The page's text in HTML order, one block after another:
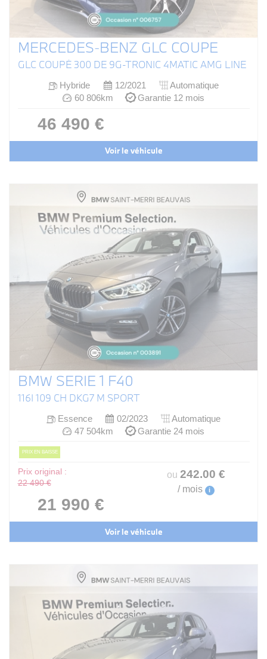
MERCEDES-BENZ GLC COUPE
GLC COUPÉ 300 DE 9G-TRONIC 4MATIC AMG LINE
Hybride 12/2021
Automatique
60 806km
Garantie 12 mois
46 490 €
Voir le véhicule
BMW SERIE 1 F40
116I 109 CH DKG7 M SPORT
Essence 02/2023
Automatique
47 504km
Garantie 24 mois
PRIX EN BAISSE
Prix original :
22 490 €
21 990 €
ou 242.00 €
/ mois i
Voir le véhicule